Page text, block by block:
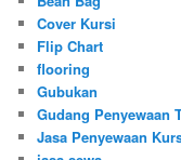
Cover Kursi
Flip Chart
flooring
Gubukan
Gudang Penyewaan
Jasa Penyewaan